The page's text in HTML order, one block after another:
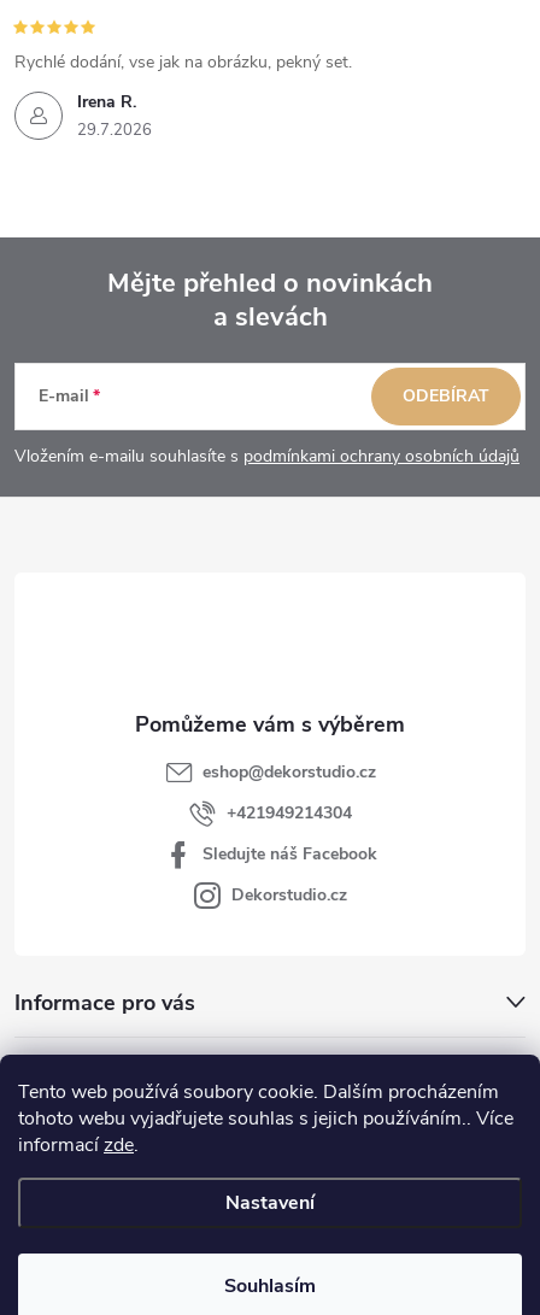
Tento web používá soubory cookie. Dalším procházením
tohoto webu vyjadřujete souhlas s jejich používáním.. Více
informacízde.
Nastavení
Souhlasím
Irena R.
29.7.2026
Rychlé dodání, vse jak na obrázku, pekný set.
p
a
Mějte přehled o novinkách
a slevách
E-mail
Vložením e-mailu souhlasíte s podmínkami ochrany osobních údajů
ODEBÍRAT
Informace pro vás
Facebook
eshop@dekorstudio.cz
+421949214304
Sledujte náš Facebook
Dekorstudio.cz
Copyright 2026www.dekorstudio.cz. Všechna práva vyhrazena.